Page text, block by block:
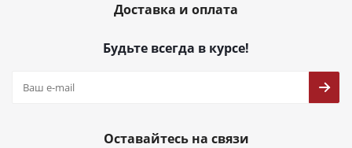
Доставка и оплата
Будьте всегда в курсе!
Оставайтесь на связи